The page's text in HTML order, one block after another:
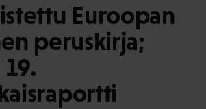
Euroopan
peruskirja;